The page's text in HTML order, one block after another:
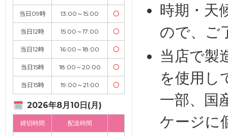
当日09時 13:00～15:00 〇
当日12時 15:00～17:00 〇
当日12時 16:00～18:00 〇
当日15時 18:00～20:00 〇
当日15時 19:00～21:00 〇
2026年8月10日(月)
締切時間 配送時間
時期・天
ので、ご
当店で製
を使用し
一部、国
ケージに